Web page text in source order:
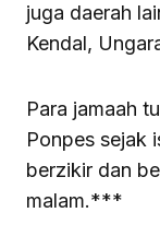
juga daerah
Kendal,
Para jamaah
Ponpes sejak
berzikir dan
malam.***